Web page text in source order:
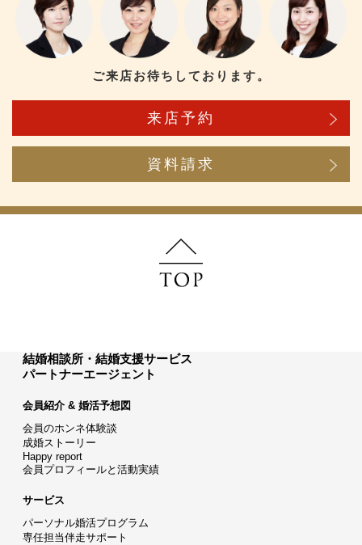
ご来店お待ちしております。
来店予約
資料請求
結婚相談所・結婚支援サービス
パートナーエージェント
会員紹介 & 婚活予想図
会員のホンネ体験談
成婚ストーリー
Happy report
会員プロフィールと活動実績
サービス
パーソナル婚活プログラム
専任担当伴走サポート